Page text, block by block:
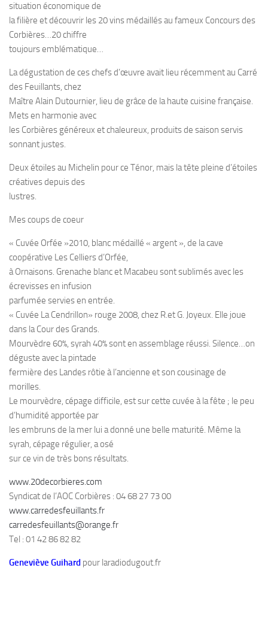
situation économique de
la filière et découvrir les 20 vins médaillés au fameux Concours des
Corbières…20 chiffre
toujours emblématique…
La dégustation de ces chefs d’œuvre avait lieu récemment au Carré
des Feuillants, chez
Maître Alain Dutournier, lieu de grâce de la haute cuisine française.
Mets en harmonie avec
les Corbières généreux et chaleureux, produits de saison servis
sonnant justes.
Deux étoiles au Michelin pour ce Ténor, mais la tête pleine d’étoiles
créatives depuis des
lustres.
Mes coups de coeur
« Cuvée Orfée »2010, blanc médaillé « argent », de la cave
coopérative Les Celliers d’Orfée,
à Ornaisons. Grenache blanc et Macabeu sont sublimés avec les
écrevisses en infusion
parfumée servies en entrée.
« Cuvée La Cendrillon» rouge 2008, chez R.et G. Joyeux. Elle joue
dans la Cour des Grands.
Mourvèdre 60%, syrah 40% sont en assemblage réussi. Silence…on
déguste avec la pintade
fermière des Landes rôtie à l’ancienne et son cousinage de
morilles.
Le mourvèdre, cépage difficile, est sur cette cuvée à la fête ; le peu
d’humidité apportée par
les embruns de la mer lui a donné une belle maturité. Même la
syrah, cépage régulier, a osé
sur ce vin de très bons résultats.
www.20decorbieres.com
Syndicat de l’AOC Corbières : 04 68 27 73 00
www.carredesfeuillants.fr
carredesfeuillants@orange.fr
Tel : 01 42 86 82 82
Geneviève Guihard pour laradiodugout.fr